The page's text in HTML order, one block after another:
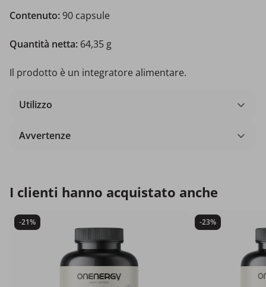
Contenuto:90 capsule
Quantità netta: 64,35 g
Il prodotto è un integratore alimentare.
Utilizzo
Avvertenze
I clienti hanno acquistato anche
-21% -23%